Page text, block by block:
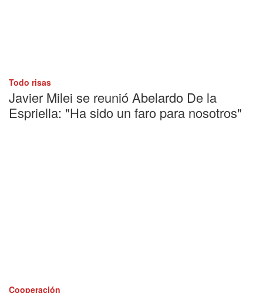
Todo risas
Javier Milei se reunió Abelardo De la
Espriella: "Ha sido un faro para nosotros"
Cooperación